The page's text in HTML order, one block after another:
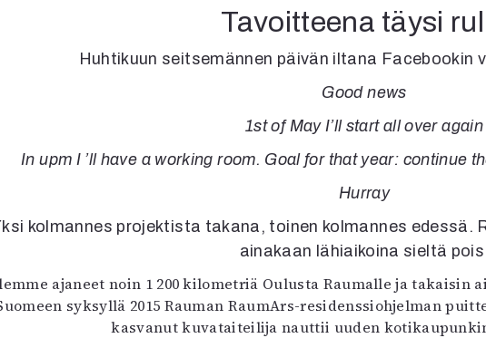
Sarjakuva
Näyttelyt
Kuvataide
Esitystaide
Arkisto
1/2026
6/2025
5/2025 saame
Lehtiarkisto
Tavoitteena täysi
Huhtikuun seitsemännen päivän iltana Facebookin
Good news
1st of May I’ll start all over again
In upm I ’ll have a working room. Goal for that year: continue
Hurray
kolmannes projektista takana, toinen kolmannes
ainakaan lähiaikoina sieltä
ajaneet noin 1 200 kilometriä Oulusta Raumalle ja takaisin
syksyllä 2015 Rauman RaumArs-residenssiohjelman
kasvanut kuvataiteilija nauttii uuden